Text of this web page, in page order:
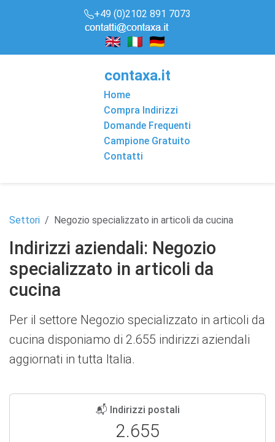
+49 (0)2102 891 7073
contaxa.it
Home
Compra Indirizzi
Domande Frequenti
Campione Gratuito
Contatti
Settori Negozio specializzato in articoli da cucina
Indirizzi aziendali: Negozio
specializzato in articoli da
cucina
Per il settore Negozio specializzato in articoli da
cucina disponiamo di 2.655 indirizzi aziendali
aggiornati in tutta Italia.
📬 Indirizzi postali
2.655